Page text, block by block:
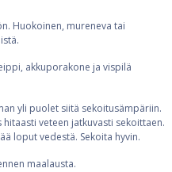
Huokoinen, mureneva tai
akkuporakone ja vispilä
yli puolet siitä sekoitusämpäriin.
veteen jatkuvasti sekoittaen.
loput vedestä. Sekoita hyvin.
maalausta.